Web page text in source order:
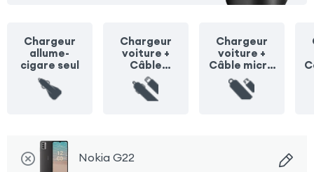
Chargeur
allume-
cigare seul
Chargeur
voiture +
Câble
Lightning
Chargeur
voiture +
Câble micro
USB
Nokia G22